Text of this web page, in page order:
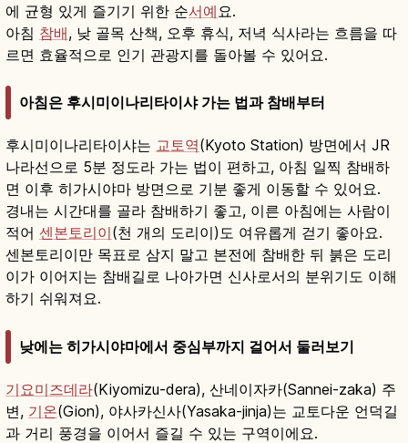
에 균형 있게 즐기기 위한 순서예 요.
아침 참배, 낮 골목 산책, 오후 휴식, 저녁 식사라는 흐름을 따
르면 효율적으로 인기 관광지를 돌아볼 수 있어요.
아침은 후시미이나리타이샤 가는 법과 참배부터
후시미이나리타이샤는 교토역(Kyoto Station) 방면에서 JR
나라선으로 5분 정도라 가는 법이 편하고, 아침 일찍 참배하
면 이후 히가시야마 방면으로 기분 좋게 이동할 수 있어요.
경내는 시간대를 골라 참배하기 좋고, 이른 아침에는 사람이
적어 센본토리이(천 개의 도리이)도 여유롭게 걷기 좋아요.
센본토리이만 목표로 삼지 말고 본전에 참배한 뒤 붉은 도리
이가 이어지는 참배길로 나아가면 신사로서의 분위기도 이해
하기 쉬워져요.
낮에는 히가시야마에서 중심부까지 걸어서 둘러보기
기요미즈데라(Kiyomizu-dera), 산네이자카(Sannei-zaka) 주
변, 기온(Gion), 야사카신사(Yasaka-jinja)는 교토다운 언덕길
과 거리 풍경을 이어서 즐길 수 있는 구역이에요.